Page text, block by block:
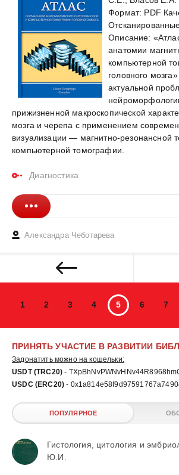
Формат: PDF
Описание:
анатомии
компьютерной
головного
актуальной
прижизненной макроскопической
мозга и черепа с применением
визуализации — магнитно-резонансной
компьютерной томографии.
Диагностика
Александра Чеботарева
1 2 3 4 5 6 7
ПРИНЯТЬ УЧАСТИЕ В РАЗВИТИИ
Задонатить можно на кошельки:
USDT (TRC20) -
USDC (ERC20) -
ПОПУЛЯРНОЕ
Гистология, цитология и
Ю.И.